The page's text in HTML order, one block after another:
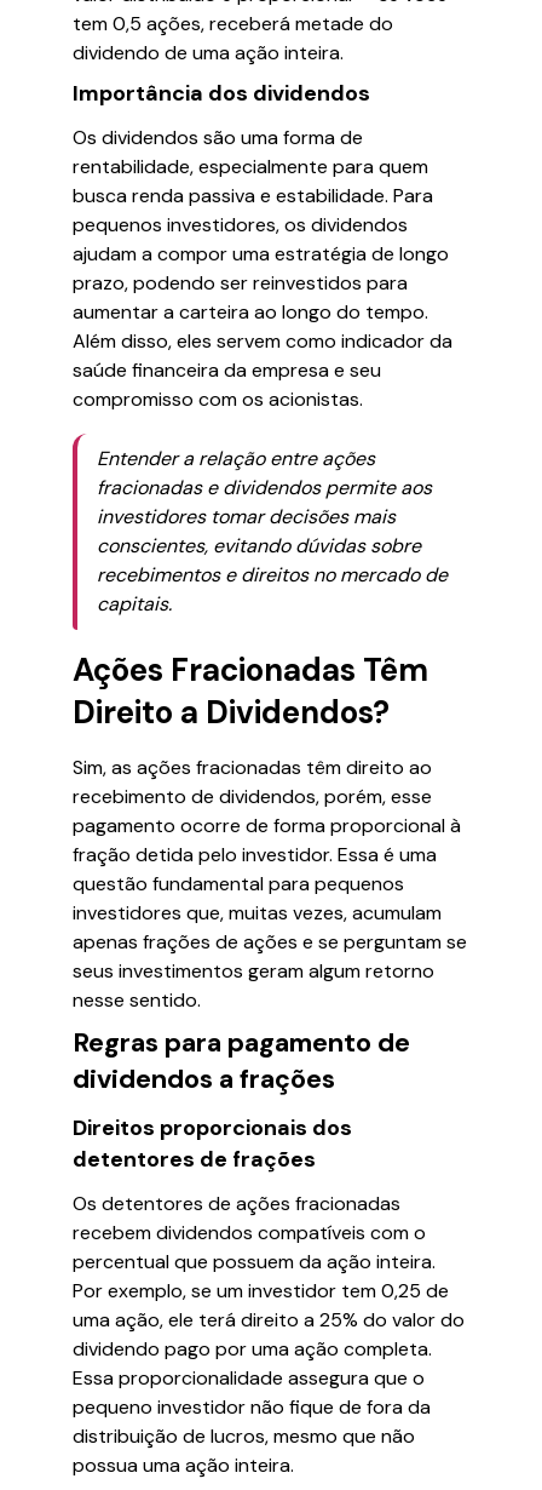
tem 0,5 ações, receberá metade do
dividendo de uma ação inteira.
Importância dos dividendos
Os dividendos são uma forma de
rentabilidade, especialmente para quem
busca renda passiva e estabilidade. Para
pequenos investidores, os dividendos
ajudam a compor uma estratégia de longo
prazo, podendo ser reinvestidos para
aumentar a carteira ao longo do tempo.
Além disso, eles servem como indicador da
saúde financeira da empresa e seu
compromisso com os acionistas.
Entender a relação entre ações
fracionadas e dividendos permite aos
investidores tomar decisões mais
conscientes, evitando dúvidas sobre
recebimentos e direitos no mercado de
capitais.
Ações Fracionadas Têm
Direito a Dividendos?
Sim, as ações fracionadas têm direito ao
recebimento de dividendos, porém, esse
pagamento ocorre de forma proporcional à
fração detida pelo investidor. Essa é uma
questão fundamental para pequenos
investidores que, muitas vezes, acumulam
apenas frações de ações e se perguntam se
seus investimentos geram algum retorno
nesse sentido.
Regras para pagamento de
dividendos a frações
Direitos proporcionais dos
detentores de frações
Os detentores de ações fracionadas
recebem dividendos compatíveis com o
percentual que possuem da ação inteira.
Por exemplo, se um investidor tem 0,25 de
uma ação, ele terá direito a 25% do valor do
dividendo pago por uma ação completa.
Essa proporcionalidade assegura que o
pequeno investidor não fique de fora da
distribuição de lucros, mesmo que não
possua uma ação inteira.